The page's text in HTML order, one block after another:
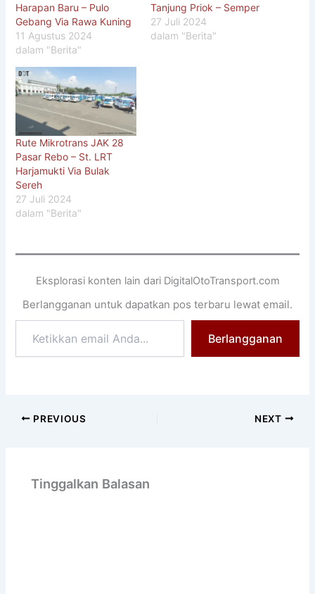
Harapan Baru – Pulo
Gebang Via Rawa Kuning
11 Agustus 2024
dalam "Berita"
Tanjung Priok – Semper
27 Juli 2024
dalam "Berita"
Rute Mikrotrans JAK 28
Pasar Rebo – St. LRT
Harjamukti Via Bulak
Sereh
27 Juli 2024
dalam "Berita"
Eksplorasi konten lain dari DigitalOtoTransport.com
Berlangganan untuk dapatkan pos terbaru lewat email.
email
Anda...
Berlangganan
PREVIOUS NEXT
Tinggalkan Balasan